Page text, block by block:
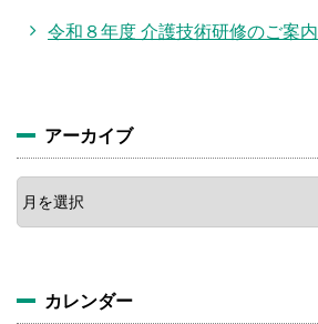
令和８年度 介護技術研修のご案内
アーカイブ
ア
ー
カ
カレンダー